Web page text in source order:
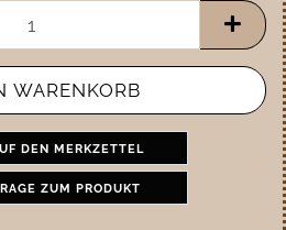
DEN MERKZETTEL
ZUM PRODUKT